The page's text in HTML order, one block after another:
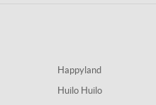
Happyland
Huilo Huilo